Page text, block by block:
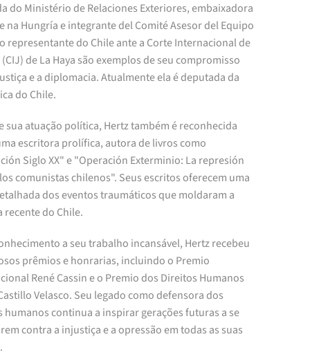
do Ministério de Relaciones Exteriores, embaixadora
na Hungría e integrante del Comité Asesor del Equipo
representante do Chile ante a Corte Internacional de
de La Haya são exemplos de seu compromisso
e a diplomacia. Atualmente ela é deputada da
do Chile.
sua atuação política, Hertz também é reconhecida
escritora prolífica, autora de livros como
Siglo XX" e "Operación Exterminio: La represión
comunistas chilenos". Seus escritos oferecem uma
dos eventos traumáticos que moldaram a
recente do Chile.
a seu trabalho incansável, Hertz recebeu
prêmios e honrarias, incluindo o Premio
René Cassin e o Premio dos Direitos Humanos
Velasco. Seu legado como defensora dos
humanos continua a inspirar gerações futuras a se
contra a injustiça e a opressão em todas as suas